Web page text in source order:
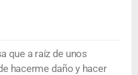
que a raíz de unos
hacerme daño y hacer